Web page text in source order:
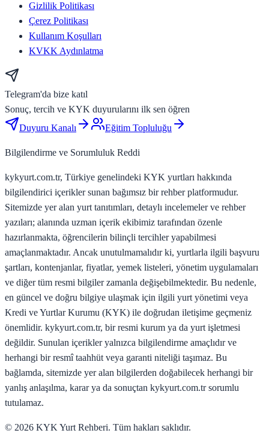
Gizlilik Politikası
Çerez Politikası
Kullanım Koşulları
KVKK Aydınlatma
Telegram'da bize katıl
Sonuç, tercih ve KYK duyurularını ilk sen öğren
Duyuru Kanalı
Eğitim Topluluğu
Bilgilendirme ve Sorumluluk Reddi
kykyurt.com.tr, Türkiye genelindeki KYK yurtları hakkında
bilgilendirici içerikler sunan bağımsız bir rehber platformudur.
Sitemizde yer alan yurt tanıtımları, detaylı incelemeler ve rehber
yazıları; alanında uzman içerik ekibimiz tarafından özenle
hazırlanmakta, öğrencilerin bilinçli tercihler yapabilmesi
amaçlanmaktadır. Ancak unutulmamalıdır ki, yurtlarla ilgili başvuru
şartları, kontenjanlar, fiyatlar, yemek listeleri, yönetim uygulamaları
ve diğer tüm resmi bilgiler zamanla değişebilmektedir. Bu nedenle,
en güncel ve doğru bilgiye ulaşmak için ilgili yurt yönetimi veya
Kredi ve Yurtlar Kurumu (KYK) ile doğrudan iletişime geçmeniz
önemlidir. kykyurt.com.tr, bir resmi kurum ya da yurt işletmesi
değildir. Sunulan içerikler yalnızca bilgilendirme amaçlıdır ve
herhangi bir resmî taahhüt veya garanti niteliği taşımaz. Bu
bağlamda, sitemizde yer alan bilgilerden doğabilecek herhangi bir
yanlış anlaşılma, karar ya da sonuçtan kykyurt.com.tr sorumlu
tutulamaz.
© 2026 KYK Yurt Rehberi. Tüm hakları saklıdır.